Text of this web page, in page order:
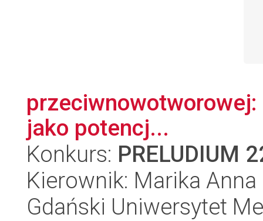
jako potencj...
Konkurs: PRELUDIUM
Kierownik: Marika Anna
Gdański Uniwersytet